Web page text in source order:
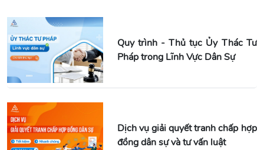
Quy trình - Thủ tục Ủy Thác Tư
Pháp trong Lĩnh Vực Dân Sự
Dịch vụ giải quyết tranh chấp hợp
đồng dân sự và tư vấn luật